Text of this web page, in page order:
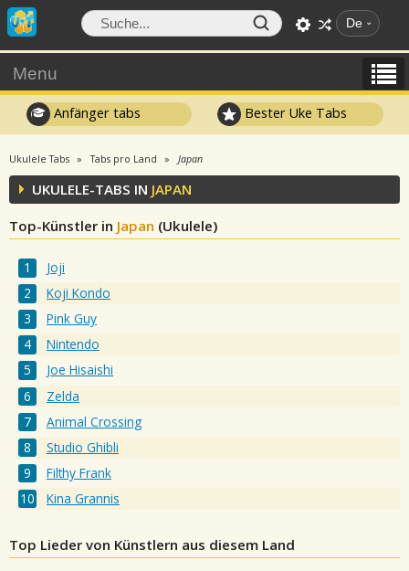
De
Menu
Anfänger tabs Bester Uke Tabs
Ukulele Tabs Tabs pro Land Japan
UKULELE-TABS IN JAPAN
Top-Künstler in Japan (Ukulele)
Joji
Koji Kondo
Pink Guy
Nintendo
Joe Hisaishi
Zelda
Animal Crossing
Studio Ghibli
Filthy Frank
Kina Grannis
Top Lieder von Künstlern aus diesem Land